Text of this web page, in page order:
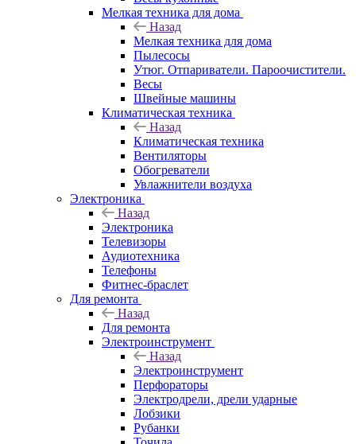
Мелкая техника для дома
Назад
Мелкая техника для дома
Пылесосы
Утюг. Отпариватели. Пароочистители.
Весы
Швейные машины
Климатическая техника
Назад
Климатическая техника
Вентиляторы
Обогреватели
Увлажнители воздуха
Электроника
Назад
Электроника
Телевизоры
Аудиотехника
Телефоны
Фитнес-браслет
Для ремонта
Назад
Для ремонта
Электроинструмент
Назад
Электроинструмент
Перфораторы
Электродрели, дрели ударные
Лобзики
Рубанки